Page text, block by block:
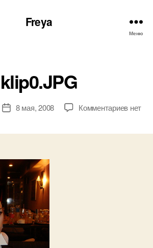
Freya
Меню
klip0.JPG
Дата8 мая, 2008 Комментариевкнет